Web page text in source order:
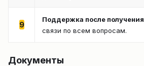
9
Поддержка после получения
связи по всем вопросам.
Документы